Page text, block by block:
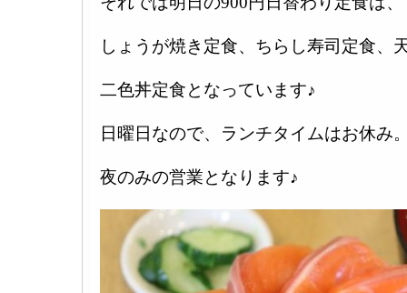
しょうが焼き定食、ちらし寿司定食、
二色丼定食となっています♪
日曜日なので、ランチタイムはお休み
夜のみの営業となります♪